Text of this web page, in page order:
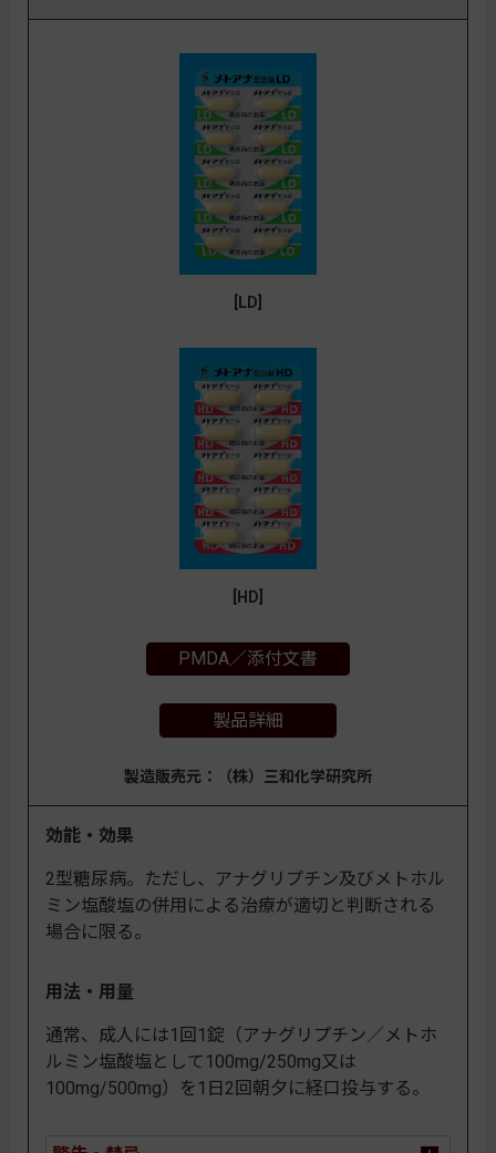
[LD]
[HD]
PMDA／添付文書
製品詳細
製造販売元：（株）三和化学研究所
効能・効果
2型糖尿病。ただし、アナグリプチン及びメトホル
ミン塩酸塩の併用による治療が適切と判断される
場合に限る。
用法・用量
通常、成人には1回1錠（アナグリプチン／メトホ
ルミン塩酸塩として100mg/250mg又は
100mg/500mg）を1日2回朝夕に経口投与する。